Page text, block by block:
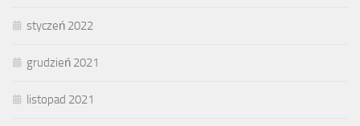
styczeń 2022
grudzień 2021
listopad 2021